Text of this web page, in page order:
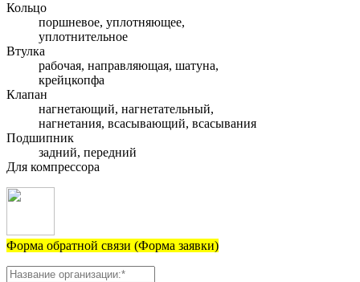
Кольцо
поршневое, уплотняющее,
уплотнительное
Втулка
рабочая, направляющая, шатуна,
крейцкопфа
Клапан
нагнетающий, нагнетательный,
нагнетания, всасывающий, всасывания
Подшипник
задний, передний
Для компрессора
Форма обратной связи (Форма заявки)